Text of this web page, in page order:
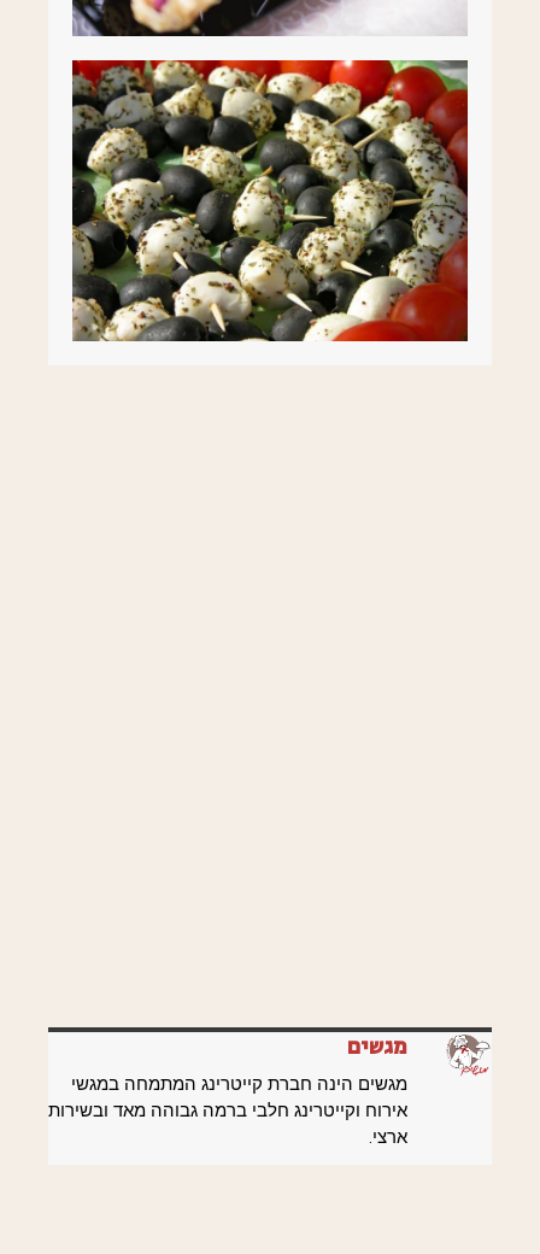
מגשים
מגשים הינה חברת קייטרינג המתמחה במגשי
אירוח וקייטרינג חלבי ברמה גבוהה מאד ובשירות
ארצי.